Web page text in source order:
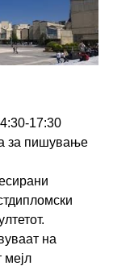
17:30
за пишување
на
мејл